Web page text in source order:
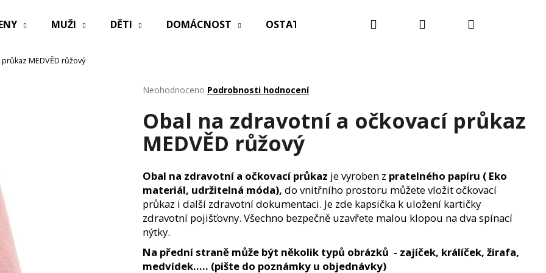
MUŽI DĚTI DOMÁCNOST OSTATNÍ Kontakty Hodnocení
Hledat PřihlášeníNákupní
MEDVĚD růžový
Průměrné
produktu
je
0,0
hvězdiček.
Neohodnoceno Podrobnosti hodnocení
Obal na zdravotní a očkovací průkaz
MEDVĚD růžový
Obal na zdravotní a očkovací průkaz je vyroben z pratelného papíru ( Eko
materiál, udržitelná móda), do vnitřního prostoru můžete vložit očkovací
průkaz i další zdravotní dokumentaci. Je zde kapsička k uložení kartičky
zdravotní pojišťovny. Všechno bezpečně uzavřete malou klopou na dva spínací
nýtky.
Na přední straně může být několik typů obrázků - zajíček, králíček, žirafa,
medvídek..... (pište do poznámky u objednávky)
Co potřebujete najít?
HLEDAT
PRACÍ PAPÍRKY ECO HAUS MIX VŮNÍ 25 OBAL NA ZDRAVOTNÍ A OČKOVACÍ